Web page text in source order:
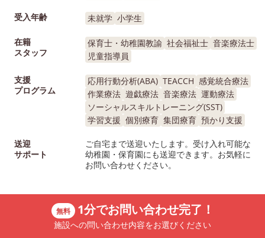
受入年齢 未就学 小学生
在籍
スタッフ
保育士・幼稚園教諭 社会福祉士 音楽療法士
児童指導員
支援
プログラム
応用行動分析(ABA) TEACCH 感覚統合療法
作業療法 遊戯療法 音楽療法 運動療法
ソーシャルスキルトレーニング(SST)
学習支援 個別療育 集団療育 預かり支援
送迎
サポート
ご自宅まで送迎いたします。受け入れ可能な
幼稚園・保育園にも送迎できます。お気軽に
お問い合わせください。
無料 1分でお問い合わせ完了！
施設への問い合わせ内容をお選びください